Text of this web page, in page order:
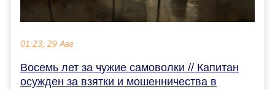
01:23, 29 Авг
Восемь лет за чужие самоволки // Капитан
осужден за взятки и мошенничества в